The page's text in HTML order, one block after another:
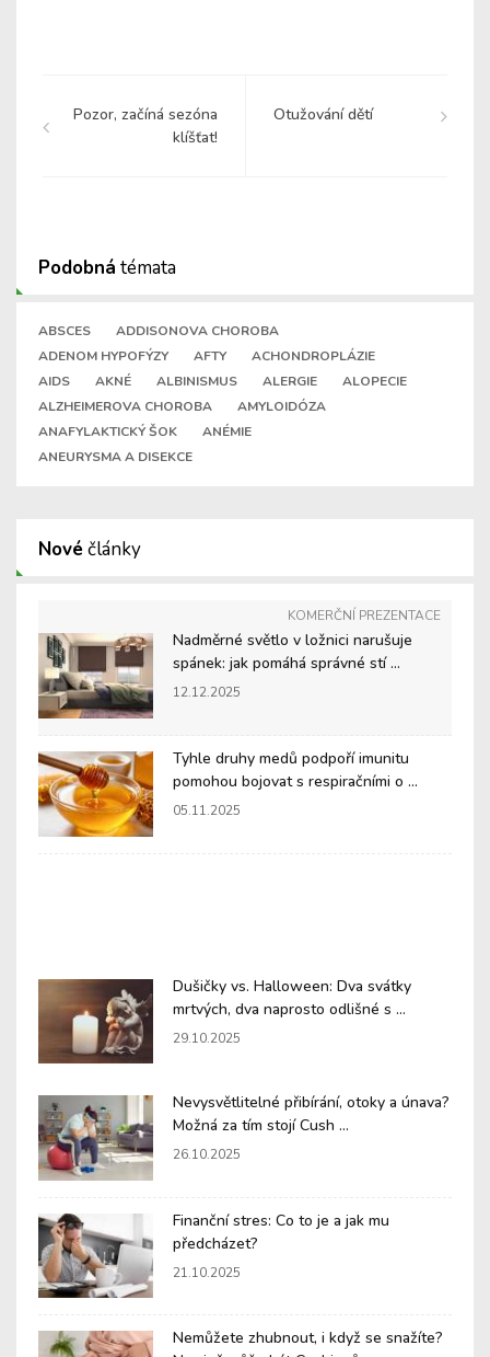
Pozor, začíná sezóna
klíšťat!
Otužování dětí
Podobná témata
ABSCES
ADDISONOVA CHOROBA
ADENOM HYPOFÝZY
AFTY
ACHONDROPLÁZIE
AIDS
AKNÉ ALBINISMUS ALERGIE
ALOPECIE
ALZHEIMEROVA CHOROBA
AMYLOIDÓZA
ANAFYLAKTICKÝ ŠOK
ANÉMIE
ANEURYSMA A DISEKCE
Nové články
KOMERČNÍ PREZENTACE
Nadměrné světlo v ložnici narušuje
spánek: jak pomáhá správné stí ...
12.12.2025
Tyhle druhy medů podpoří imunitu
pomohou bojovat s respiračními o ...
05.11.2025
Dušičky vs. Halloween: Dva svátky
mrtvých, dva naprosto odlišné s ...
29.10.2025
Nevysvětlitelné přibírání, otoky a únava?
Možná za tím stojí Cush ...
26.10.2025
Finanční stres: Co to je a jak mu
předcházet?
21.10.2025
Nemůžete zhubnout, i když se snažíte?